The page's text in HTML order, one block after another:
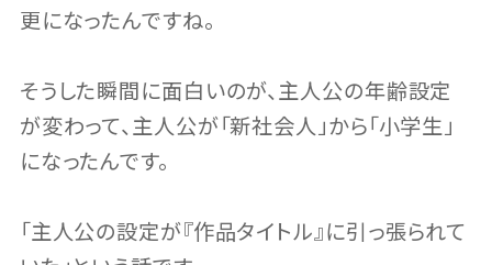
更になったんですね。
そうした瞬間に面白いのが、主人公の年齢設定
が変わって、主人公が「新社会人」から「小学生」
になったんです。
「主人公の設定が『作品タイトル』に引っ張られて